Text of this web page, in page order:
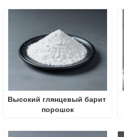
Высокий глянцевый барит
порошок